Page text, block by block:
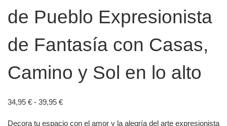
de Pueblo Expresionista
de Fantasía con Casas,
Camino y Sol en lo alto
34,95 € - 39,95 €Rango de precios: desde 34,95 € hasta 39,95 €
Decora tu espacio con el amor y la alegría del arte expresionista